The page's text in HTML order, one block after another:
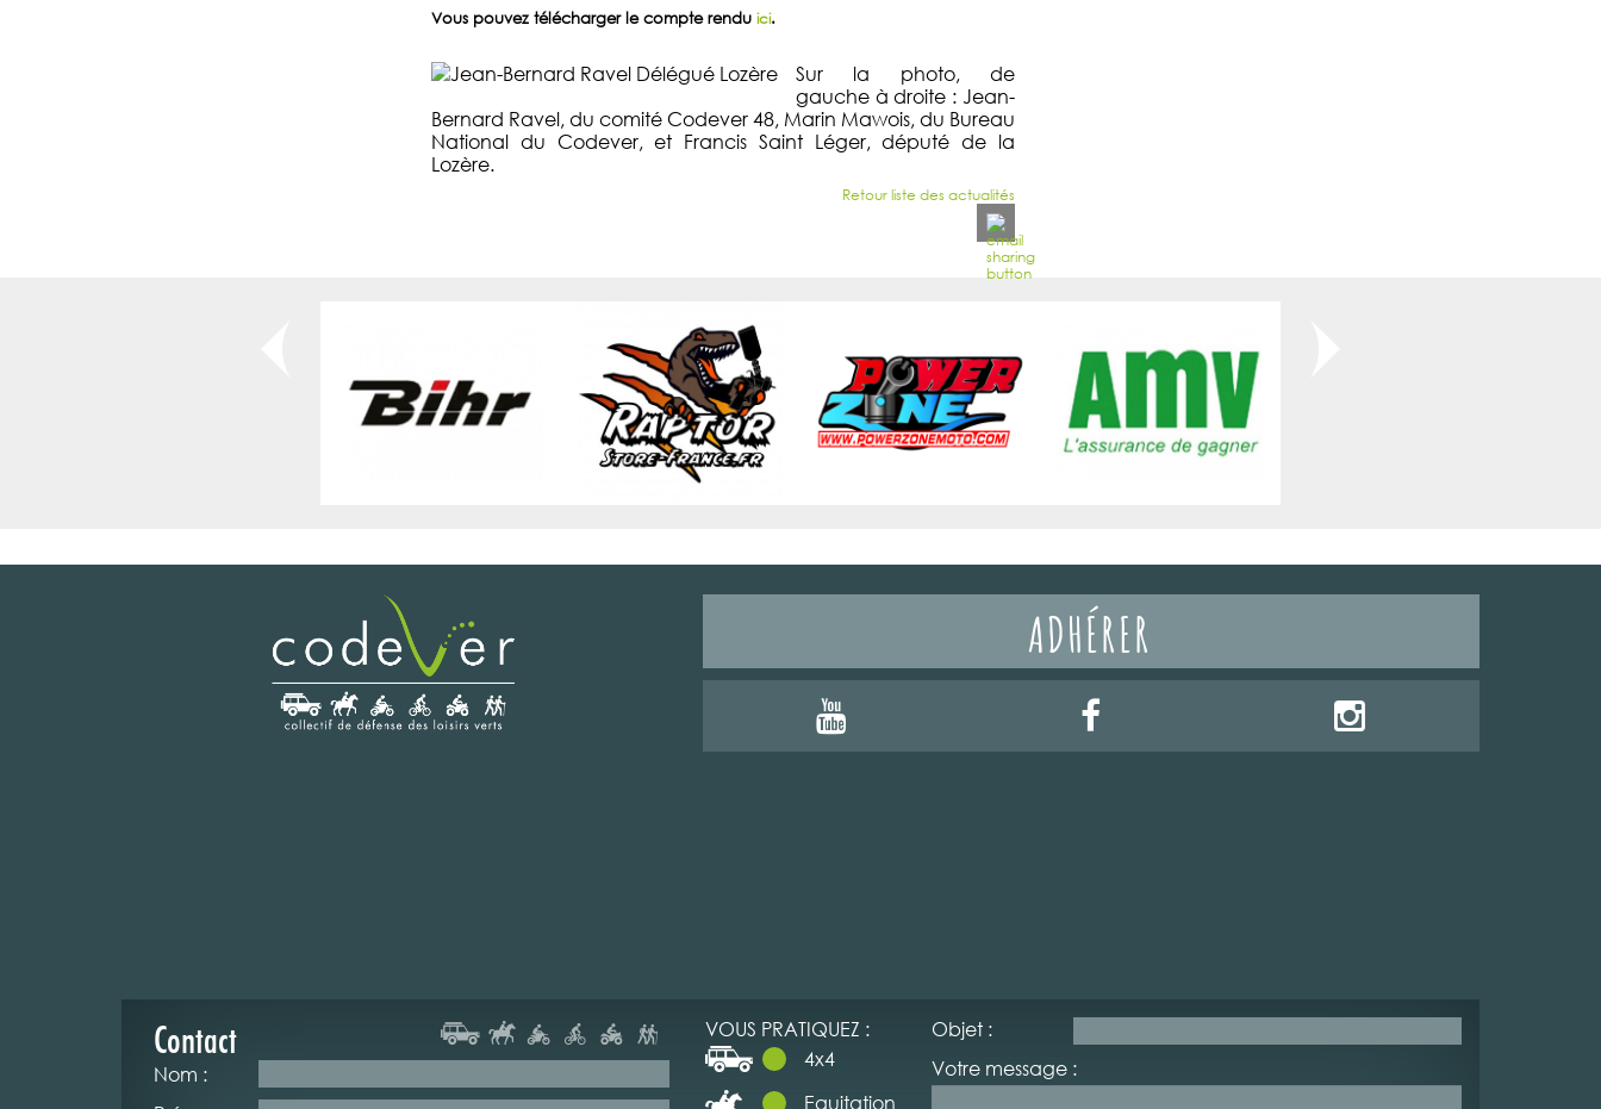
Vous pouvez télécharger le compte rendu ici.
Sur la photo, de
gauche à droite : Jean-
Bernard Ravel, du comité Codever 48, Marin Mawois, du Bureau
National du Codever, et Francis Saint Léger, député de la
Lozère.
Retour liste des actualités
ADHÉRER
Contact
Nom :
VOUS PRATIQUEZ :
4x4
Equitation
Objet :
Votre message :